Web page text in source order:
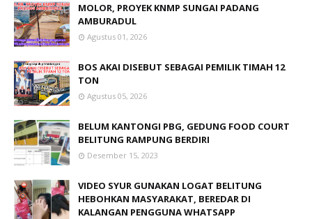
MOLOR, PROYEK KNMP SUNGAI PADANG
AMBURADUL
Agustus 01, 2026
BOS AKAI DISEBUT SEBAGAI PEMILIK TIMAH 12
TON
Agustus 05, 2026
BELUM KANTONGI PBG, GEDUNG FOOD COURT
BELITUNG RAMPUNG BERDIRI
Desember 15, 2023
VIDEO SYUR GUNAKAN LOGAT BELITUNG
HEBOHKAN MASYARAKAT, BEREDAR DI
KALANGAN PENGGUNA WHATSAPP